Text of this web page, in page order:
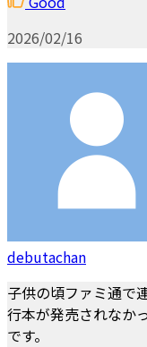
2026/02/16
debutachan
子供の頃ファミ通で
行本が発売されなか
です。